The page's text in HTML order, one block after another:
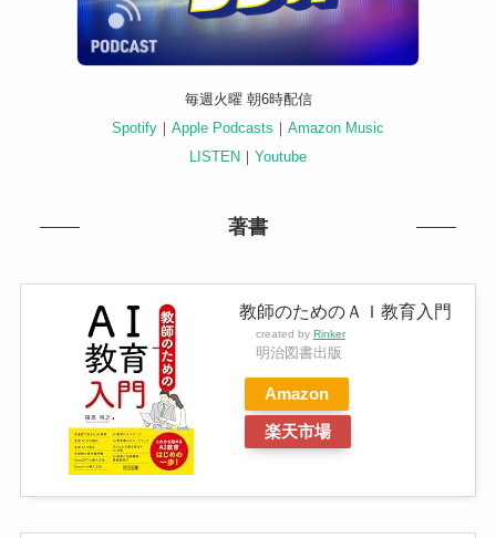
毎週火曜 朝6時配信
Spotify ｜ Apple Podcasts ｜ Amazon Music
LISTEN ｜ Youtube
著書
教師のためのＡＩ教育入門
created by Rinker
明治図書出版
Amazon
楽天市場